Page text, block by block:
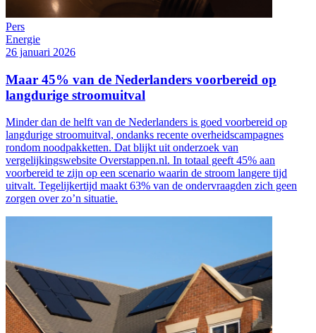
Pers
Energie
26 januari 2026
Maar 45% van de Nederlanders voorbereid op
langdurige stroomuitval
Minder dan de helft van de Nederlanders is goed voorbereid op
langdurige stroomuitval, ondanks recente overheidscampagnes
rondom noodpakketten. Dat blijkt uit onderzoek van
vergelijkingswebsite Overstappen.nl. In totaal geeft 45% aan
voorbereid te zijn op een scenario waarin de stroom langere tijd
uitvalt. Tegelijkertijd maakt 63% van de ondervraagden zich geen
zorgen over zo’n situatie.